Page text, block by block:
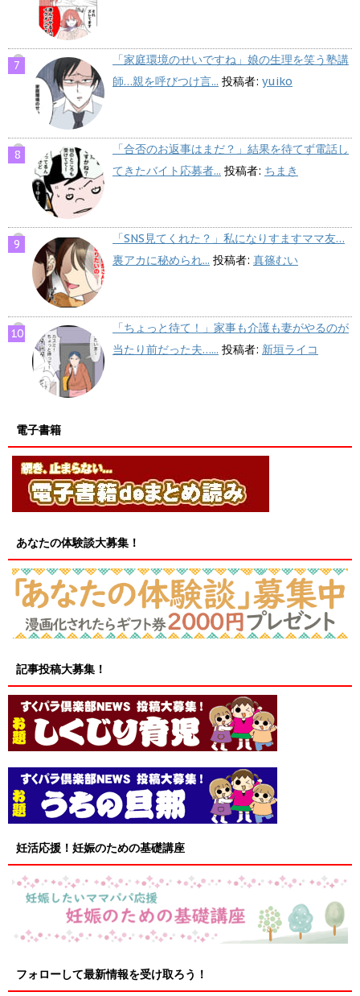
「家庭環境のせいですね」娘の生理を笑う塾講
師…親を呼びつけ言... 投稿者: yuiko
「合否のお返事はまだ？」結果を待てず電話し
てきたバイト応募者... 投稿者: ちまき
「SNS見てくれた？」私になりすますママ友…
裏アカに秘められ... 投稿者: 真篠むい
「ちょっと待て！」家事も介護も妻がやるのが
当たり前だった夫…... 投稿者: 新垣ライコ
電子書籍
あなたの体験談大募集！
記事投稿大募集！
妊活応援！妊娠のための基礎講座
フォローして最新情報を受け取ろう！